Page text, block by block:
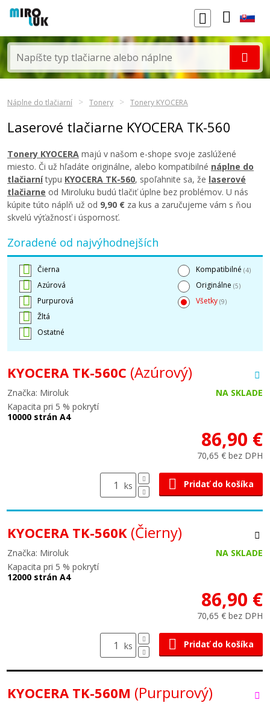
Náplne do tlačiarní Tonery Tonery KYOCERA
Laserové tlačiarne KYOCERA TK-560
Tonery KYOCERA majú v našom e-shope svoje zaslúžené
miesto. Či už hľadáte originálne, alebo kompatibilné náplne do
tlačiarnítypu KYOCERA TK-560, spoľahnite sa, že laserové
tlačiarne od Miroluku budú tlačiť úplne bez problémov. U nás
kúpite túto náplň už od 9,90 € za kus a zaručujeme vám s ňou
skvelú výťažnosť i úspornosť.
Zoradené od najvýhodnejších
Čierna
Azúrová
Purpurová
Žltá
Ostatné
Kompatibilné (4)
Originálne (5)
Všetky (9)
KYOCERA TK-560C (Azúrový)
Značka: Miroluk
NA SKLADE
Kapacita pri 5 % pokrytí
10000 strán A4
86,90 €
70,65 € bez DPH
ks Pridať do košíka
KYOCERA TK-560K (Čierny)
Značka: Miroluk
NA SKLADE
Kapacita pri 5 % pokrytí
12000 strán A4
86,90 €
70,65 € bez DPH
ks Pridať do košíka
KYOCERA TK-560M (Purpurový)